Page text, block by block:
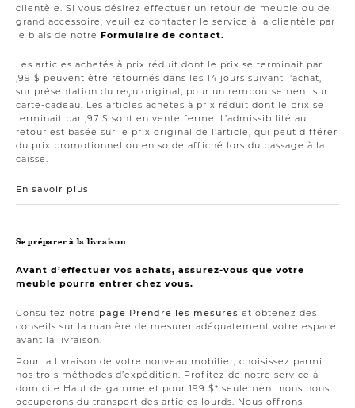
clientèle. Si vous désirez effectuer un retour de meuble ou de
grand accessoire, veuillez contacter le service à la clientèle par
le biais de notre Formulaire de contact.
Les articles achetés à prix réduit dont le prix se terminait par
,99 $ peuvent être retournés dans les 14 jours suivant l'achat,
sur présentation du reçu original, pour un remboursement sur
carte-cadeau. Les articles achetés à prix réduit dont le prix se
terminait par ,97 $ sont en vente ferme. L’admissibilité au
retour est basée sur le prix original de l’article, qui peut différer
du prix promotionnel ou en solde affiché lors du passage à la
caisse.
En savoir plus
Se préparer à la livraison
Avant d’effectuer vos achats, assurez-vous que votre
meuble pourra entrer chez vous.
Consultez notre page Prendre les mesures et obtenez des
conseils sur la manière de mesurer adéquatement votre espace
avant la livraison.
Pour la livraison de votre nouveau mobilier, choisissez parmi
nos trois méthodes d’expédition. Profitez de notre service à
domicile Haut de gamme et pour 199 $* seulement nous nous
occuperons du transport des articles lourds. Nous offrons